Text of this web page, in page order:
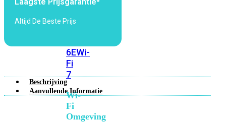
5Wi-
Fi
6EWi-
Fi
7
Wi-
Fi
Omgeving
Laagste Prijsgarantie*
Altijd De Beste Prijs
Beschrijving
Aanvullende Informatie